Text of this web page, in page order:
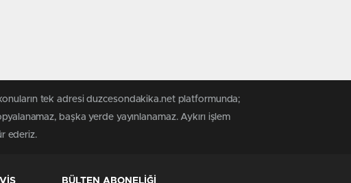
tek adresi duzcesondakika.net platformunda;
başka yerde yayınlanamaz. Aykırı işlem
ederiz.
BÜLTEN ABONELİĞİ